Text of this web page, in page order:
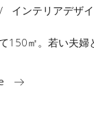
インテリアデザ
150㎡。若い夫婦